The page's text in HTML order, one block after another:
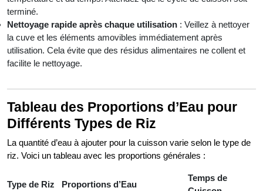
terminé.
Nettoyage rapide après chaque utilisation : Veillez à nettoyer
la cuve et les éléments amovibles immédiatement après
utilisation. Cela évite que des résidus alimentaires ne collent et
facilite le nettoyage.
Tableau des Proportions d’Eau pour
Différents Types de Riz
La quantité d’eau à ajouter pour la cuisson varie selon le type de
riz. Voici un tableau avec les proportions générales :
Type de Riz Proportions d’Eau
Temps de